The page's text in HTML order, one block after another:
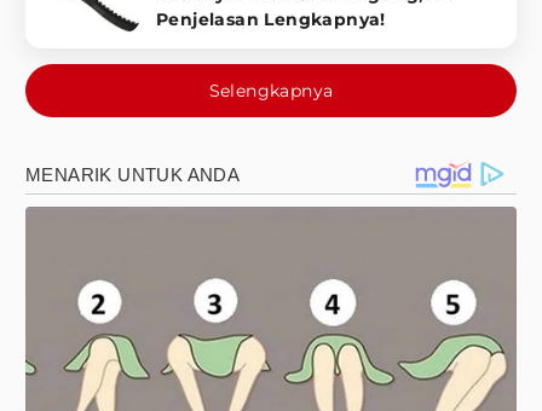
Penjelasan Lengkapnya!
Selengkapnya